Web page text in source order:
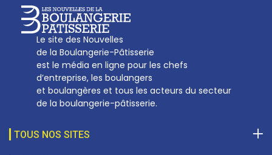
Le site des Nouvelles
de la Boulangerie-Pâtisserie
est le média en ligne pour les chefs
d’entreprise, les boulangers
et boulangères et tous les acteurs du secteur
de la boulangerie-pâtisserie.
TOUS NOS SITES